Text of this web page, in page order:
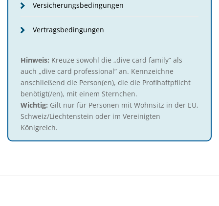
Versicherungsbedingungen
Vertragsbedingungen
Hinweis: Kreuze sowohl die „dive card family” als
auch „dive card professional” an. Kennzeichne
anschließend die Person(en), die die Profihaftpflicht
benötigt(/en), mit einem Sternchen.
Wichtig: Gilt nur für Personen mit Wohnsitz in der EU,
Schweiz/Liechtenstein oder im Vereinigten
Königreich.